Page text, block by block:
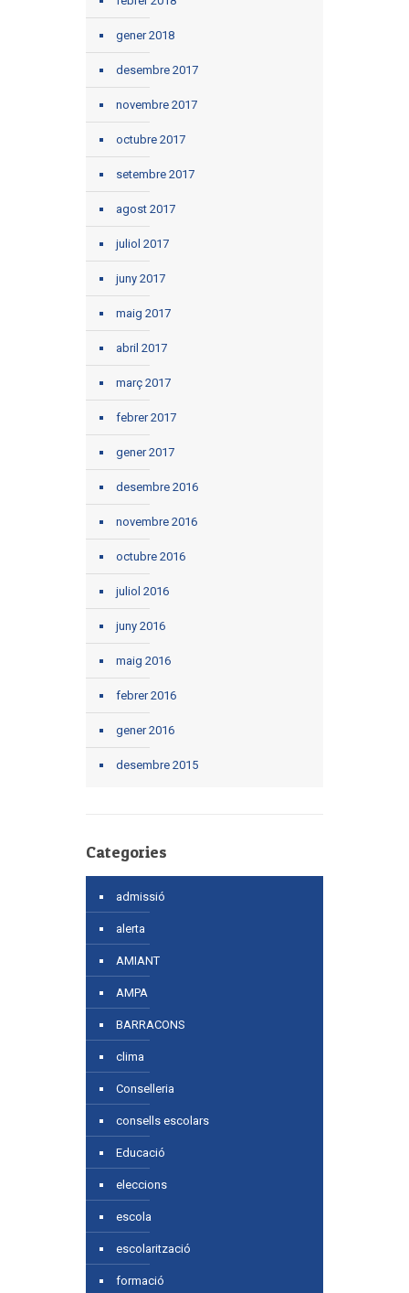
gener 2018
desembre 2017
novembre 2017
octubre 2017
setembre 2017
agost 2017
juliol 2017
juny 2017
maig 2017
abril 2017
març 2017
febrer 2017
gener 2017
desembre 2016
novembre 2016
octubre 2016
juliol 2016
juny 2016
maig 2016
febrer 2016
gener 2016
desembre 2015
Categories
admissió
alerta
AMIANT
AMPA
BARRACONS
clima
Conselleria
consells escolars
Educació
eleccions
escola
escolarització
formació